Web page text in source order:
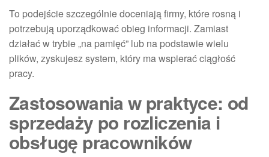
To podejście szczególnie doceniają firmy, które rosną i
potrzebują uporządkować obieg informacji. Zamiast
działać w trybie „na pamięć” lub na podstawie wielu
plików, zyskujesz system, który ma wspierać ciągłość
pracy.
Zastosowania w praktyce: od
sprzedaży po rozliczenia i
obsługę pracowników